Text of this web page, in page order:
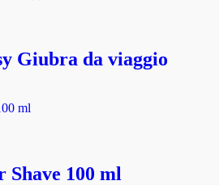
Giubra da viaggio
100 ml